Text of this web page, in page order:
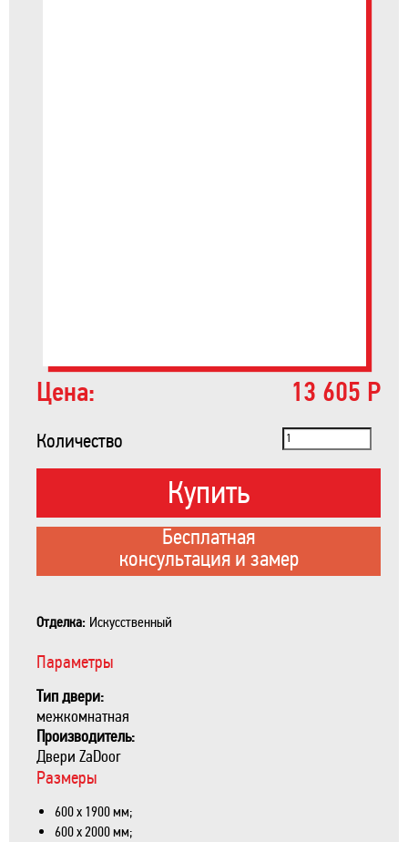
Цена: 13 605 Р
Количество
Купить
Бесплатная
консультация и замер
Отделка: Искусственный
Параметры
Тип двери:
межкомнатная
Производитель:
Двери ZaDoor
Размеры
600 х 1900 мм;
600 х 2000 мм;